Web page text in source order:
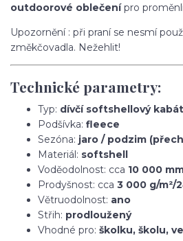
outdoorové oblečenípro
Upozornění : při praní se nesmí
změkčovadla. Nežehlit!
Technické parametry:
Typ: dívčí softshellový
Podšívka: fleece
Sezóna: jaro / podzim
Materiál: softshell
Voděodolnost: cca 10 000
Prodyšnost: cca 3 000 g/m²/
Větruodolnost: ano
Střih: prodloužený
Vhodné pro: školku, školu,